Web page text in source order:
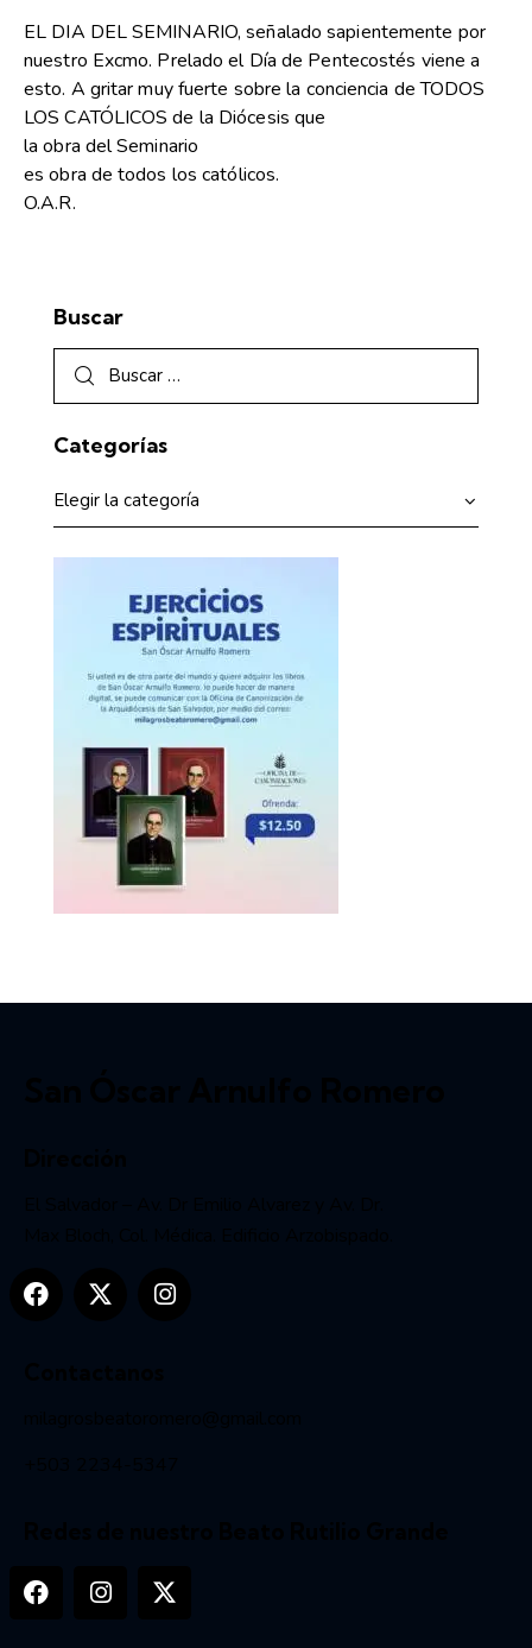
EL DIA DEL SEMINARIO, señalado sapientemente por
nuestro Excmo. Prelado el Día de Pentecostés viene a
esto. A gritar muy fuerte sobre la conciencia de TODOS
LOS CATÓLICOS de la Diócesis que
la obra del Seminario
es obra de todos los católicos.
O.A.R.
Buscar
Categorías